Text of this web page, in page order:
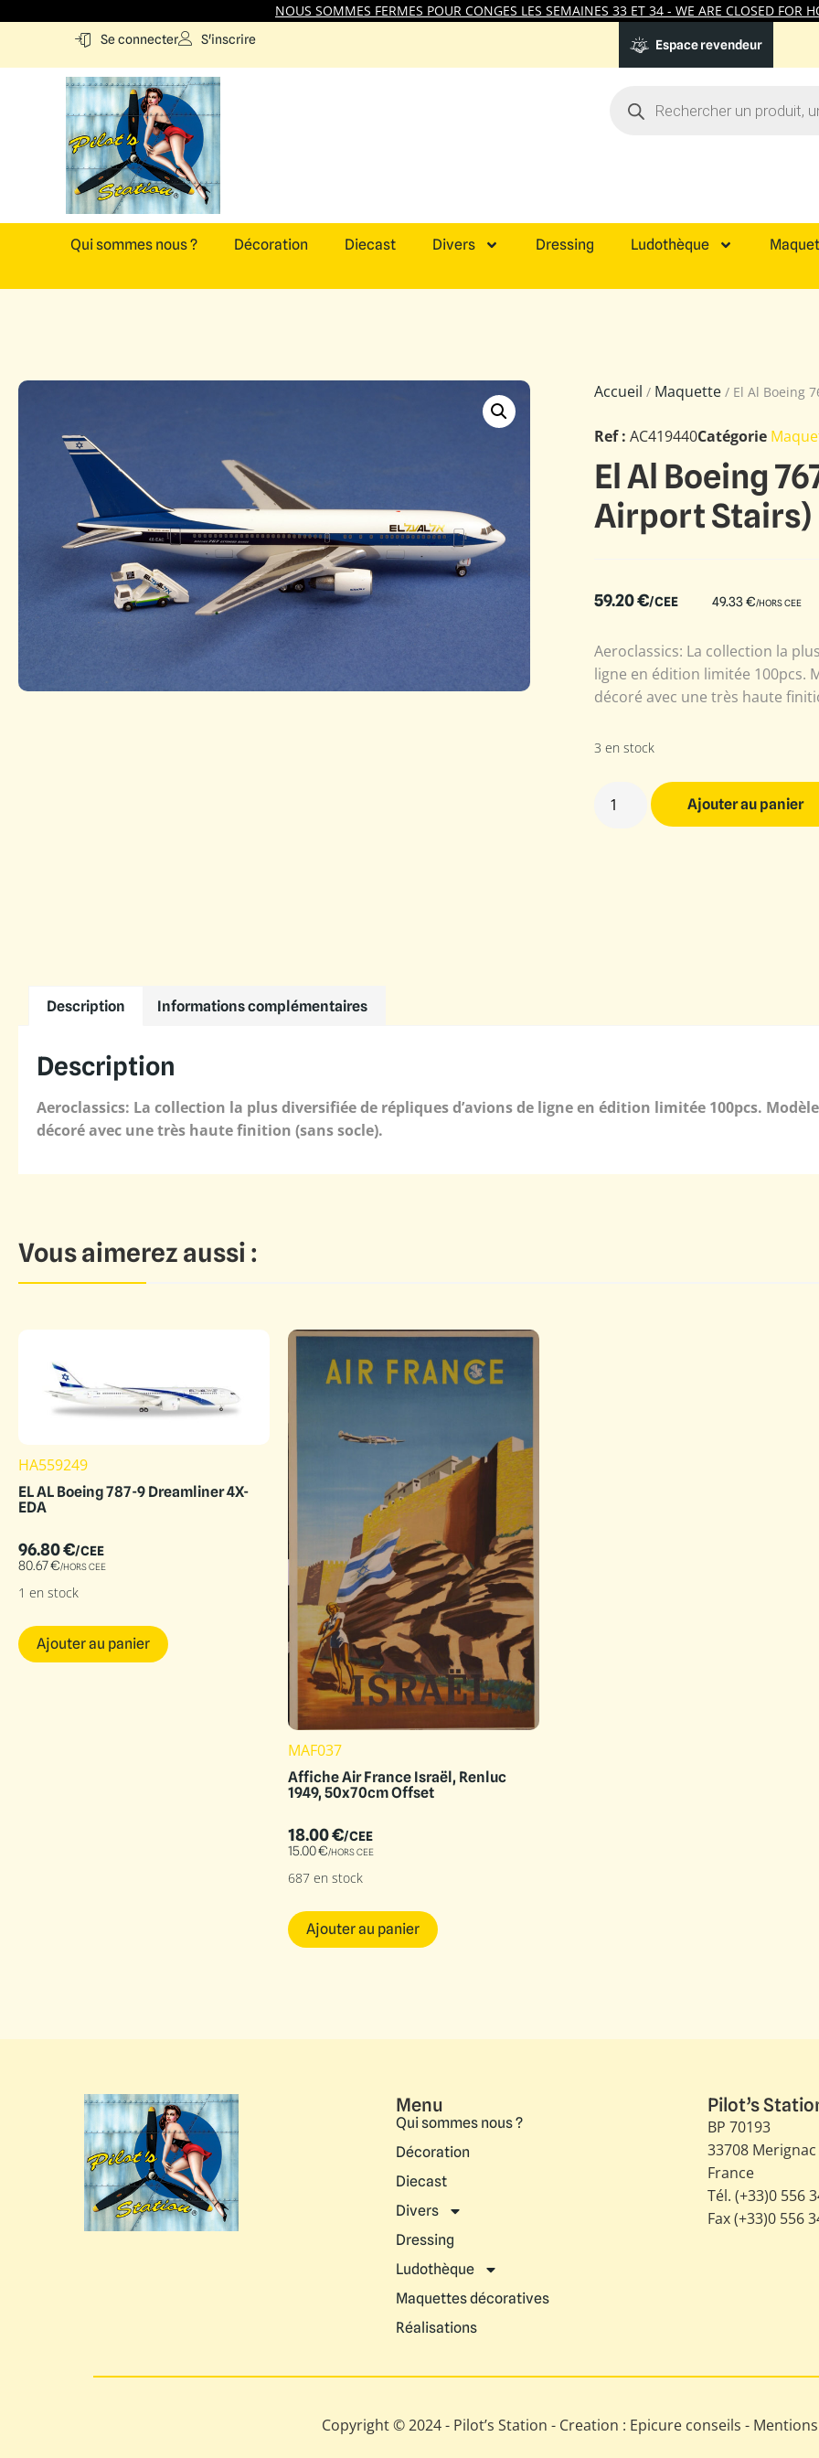
NOUS SOMMES FERMES POUR CONGES LES SEMAINES 33 ET 34 - WE ARE CLOSED FOR
Se connecter S'inscrire Espace revendeur
Qui sommes nous ? Décoration Diecast Divers Dressing Ludothèque
Accueil / Maquette / El Al Boeing
Ref : AC419440Catégorie
El Al Boeing
Airport Stairs)
59.20€/CEE 49.33€/HORS CEE
Aeroclassics: La collection la
ligne en édition limitée 100pcs.
décoré avec une très haute
3 en stock
Ajouter au panier
Description Informations complémentaires
Description
Aeroclassics: La collection la plus diversifiée de répliques d’avions de ligne en édition limitée 100pcs.
décoré avec une très haute finition (sans socle).
Vous aimerez aussi :
HA559249
EL AL Boeing 787-9 Dreamliner 4X-
EDA
96.80€/CEE
80.67€/HORS CEE
1 en stock
Ajouter au panier
MAF037
Affiche Air France Israël, Renluc
1949, 50x70cm Offset
18.00€/CEE
15.00€/HORS CEE
687 en stock
Ajouter au panier
Menu
Qui sommes nous ?
Décoration
Diecast
Divers
Dressing
Ludothèque
Maquettes décoratives
Réalisations
Pilot’s
BP 70193
33708
France
Tél. (+33)0 556
Fax (+33)0 556
Copyright © 2024 - Pilot’s Station - Creation : Epicure conseils -